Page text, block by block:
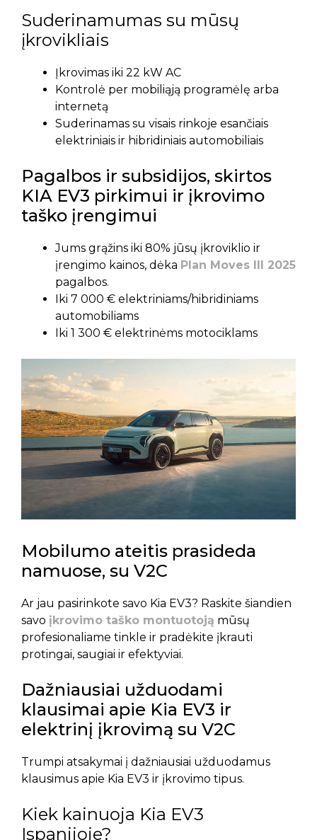
Suderinamumas su mūsų
įkrovikliais
Įkrovimas iki 22 kW AC
Kontrolė per mobiliąją programėlę arba
internetą
Suderinamas su visais rinkoje esančiais
elektriniais ir hibridiniais automobiliais
Pagalbos ir subsidijos, skirtos
KIA EV3 pirkimui ir įkrovimo
taško įrengimui
Jums grąžins iki 80% jūsų įkroviklio ir
įrengimo kainos, dėka Plan Moves III 2025
pagalbos.
Iki 7 000 € elektriniams/hibridiniams
automobiliams
Iki 1 300 € elektrinėms motociklams
Mobilumo ateitis prasideda
namuose, su V2C
Ar jau pasirinkote savo Kia EV3? Raskite šiandien
savo įkrovimo taško montuotoją mūsų
profesionaliame tinkle ir pradėkite įkrauti
protingai, saugiai ir efektyviai.
Dažniausiai užduodami
klausimai apie Kia EV3 ir
elektrinį įkrovimą su V2C
Trumpi atsakymai į dažniausiai užduodamus
klausimus apie Kia EV3 ir įkrovimo tipus.
Kiek kainuoja Kia EV3
Ispanijoje?